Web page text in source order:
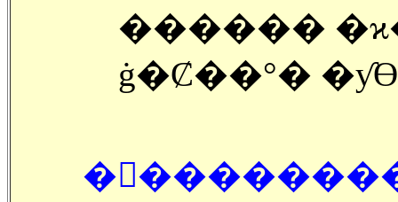
������
ġ�Ȼ��°�